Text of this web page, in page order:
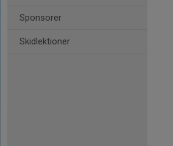
Sponsorer
Skidlektioner